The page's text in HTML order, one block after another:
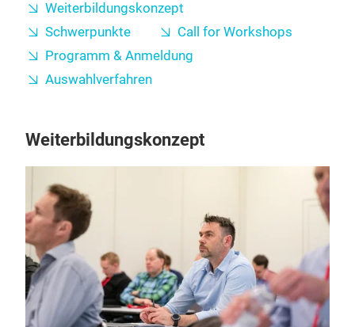
Weiterbildungskonzept
Schwerpunkte
Call for Workshops
Programm & Anmeldung
Auswahlverfahren
Weiterbildungskonzept